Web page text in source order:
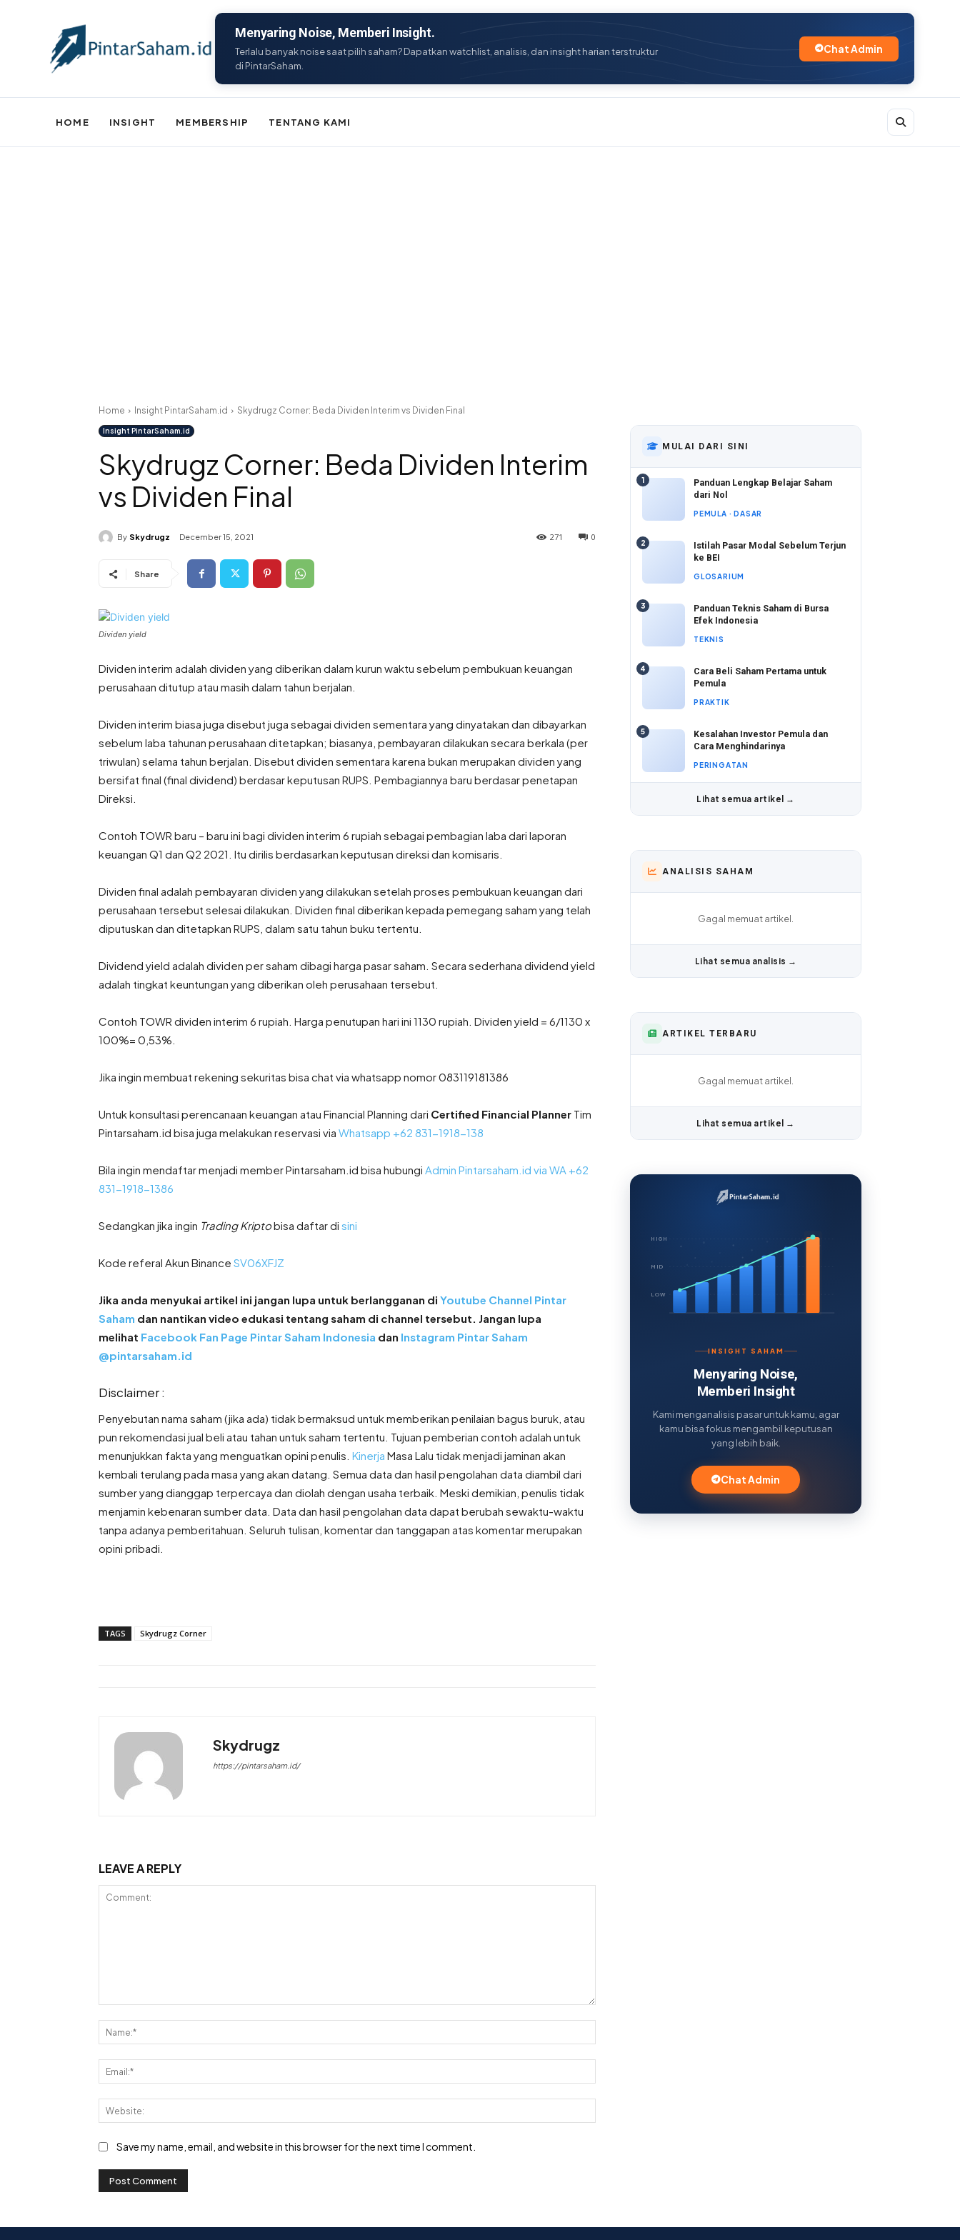
Menyaring Noise, Memberi Insight.
Terlalu banyak noise saat pilih saham? Dapatkan watchlist, analisis, dan insight harian terstruktur
di PintarSaham.
Chat Admin
HOME INSIGHT MEMBERSHIP TENTANG KAMI
Home Insight PintarSaham.id Skydrugz Corner: Beda Dividen Interim vs Dividen Final
Insight PintarSaham.id
Skydrugz Corner: Beda Dividen Interim
vs Dividen Final
By Skydrugz December 15, 2021 0
271
Share
Dividen yield
Dividen interim adalah dividen yang diberikan dalam kurun waktu sebelum pembukuan keuangan
perusahaan ditutup atau masih dalam tahun berjalan.
Dividen interim biasa juga disebut juga sebagai dividen sementara yang dinyatakan dan dibayarkan
sebelum laba tahunan perusahaan ditetapkan; biasanya, pembayaran dilakukan secara berkala (per
triwulan) selama tahun berjalan. Disebut dividen sementara karena bukan merupakan dividen yang
bersifat final (final dividend) berdasar keputusan RUPS. Pembagiannya baru berdasar penetapan
Direksi.
Contoh TOWR baru – baru ini bagi dividen interim 6 rupiah sebagai pembagian laba dari laporan
keuangan Q1 dan Q2 2021. Itu dirilis berdasarkan keputusan direksi dan komisaris.
Dividen final adalah pembayaran dividen yang dilakukan setelah proses pembukuan keuangan dari
perusahaan tersebut selesai dilakukan. Dividen final diberikan kepada pemegang saham yang telah
diputuskan dan ditetapkan RUPS, dalam satu tahun buku tertentu.
Dividend yield adalah dividen per saham dibagi harga pasar saham. Secara sederhana dividend yield
adalah tingkat keuntungan yang diberikan oleh perusahaan tersebut.
Contoh TOWR dividen interim 6 rupiah. Harga penutupan hari ini 1130 rupiah. Dividen yield = 6/1130 x
100%= 0,53%.
Jika ingin membuat rekening sekuritas bisa chat via whatsapp nomor 083119181386
Untuk konsultasi perencanaan keuangan atau Financial Planning dari Certified Financial Planner Tim
Pintarsaham.id bisa juga melakukan reservasi via Whatsapp +62 831-1918-138
Bila ingin mendaftar menjadi member Pintarsaham.id bisa hubungi Admin Pintarsaham.id via WA +62
831-1918-1386
Sedangkan jika ingin Trading Kriptobisa daftar di sini
Kode referal Akun Binance SV06XFJZ
Jika anda menyukai artikel ini jangan lupa untuk berlangganan di Youtube Channel Pintar
Saham dan nantikan video edukasi tentang saham di channel tersebut. Jangan lupa
melihat Facebook Fan Page Pintar Saham Indonesia dan Instagram Pintar Saham
@pintarsaham.id
Disclaimer :
Penyebutan nama saham (jika ada) tidak bermaksud untuk memberikan penilaian bagus buruk, atau
pun rekomendasi jual beli atau tahan untuk saham tertentu. Tujuan pemberian contoh adalah untuk
menunjukkan fakta yang menguatkan opini penulis. Kinerja Masa Lalu tidak menjadi jaminan akan
kembali terulang pada masa yang akan datang. Semua data dan hasil pengolahan data diambil dari
sumber yang dianggap terpercaya dan diolah dengan usaha terbaik. Meski demikian, penulis tidak
menjamin kebenaran sumber data. Data dan hasil pengolahan data dapat berubah sewaktu-waktu
tanpa adanya pemberitahuan. Seluruh tulisan, komentar dan tanggapan atas komentar merupakan
opini pribadi.
TAGS Skydrugz Corner
Skydrugz
https://pintarsaham.id/
LEAVE A REPLY
Save my name, email, and website in this browser for the next time I comment.
MULAI DARI SINI
1
Panduan Lengkap Belajar Saham
dari Nol
PEMULA · DASAR
2
Istilah Pasar Modal Sebelum Terjun
ke BEI
GLOSARIUM
3
Panduan Teknis Saham di Bursa
Efek Indonesia
TEKNIS
4
Cara Beli Saham Pertama untuk
Pemula
PRAKTIK
5
Kesalahan Investor Pemula dan
Cara Menghindarinya
PERINGATAN
Lihat semua artikel →
ANALISIS SAHAM
Gagal memuat artikel.
Lihat semua analisis →
ARTIKEL TERBARU
Gagal memuat artikel.
Lihat semua artikel →
HIGH
MID
LOW
INSIGHT SAHAM
Menyaring Noise,
Memberi Insight
Kami menganalisis pasar untuk kamu, agar
kamu bisa fokus mengambil keputusan
yang lebih baik.
Chat Admin